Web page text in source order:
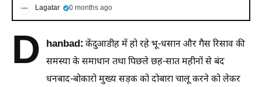
Lagatar 0 months ago
D hanbad:केंदुआडीह में हो रहे भू-धसान और गैस रिसाव की
समस्या के समाधान तथा पिछले छह-सात महीनों से बंद
धनबाद-बोकारो मुख्य सड़क को दोबारा चालू करने को लेकर